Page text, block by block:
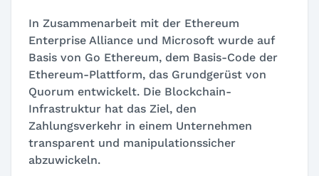
In Zusammenarbeit mit der Ethereum
Enterprise Alliance und Microsoft wurde auf
Basis von Go Ethereum, dem Basis-Code der
Ethereum-Plattform, das Grundgerüst von
Quorum entwickelt. Die Blockchain-
Infrastruktur hat das Ziel, den
Zahlungsverkehr in einem Unternehmen
transparent und manipulationssicher
abzuwickeln.